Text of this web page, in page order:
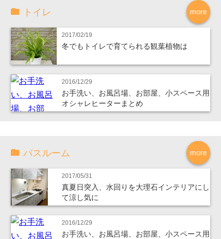
more
トイレ
2017/02/19
冬でもトイレで育てられる観葉植物は
2016/12/29
お手洗い、お風呂場、お部屋、小スペース用
オシャレヒーターまとめ
more
バスルーム
2017/05/31
真夏日突入、水回りを大理石インテリアにし
て涼し気に
2016/12/29
お手洗い、お風呂場、お部屋、小スペース用